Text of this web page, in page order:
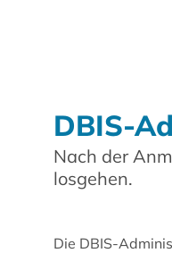
DBIS-
Nach der
losgehen.
Die DBIS-